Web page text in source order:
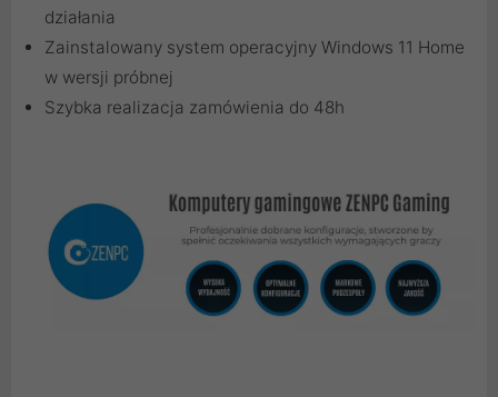
działania
Zainstalowany system operacyjny Windows 11 Home
w wersji próbnej
Szybka realizacja zamówienia do 48h